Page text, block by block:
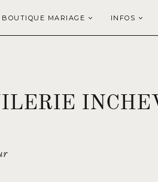
BOUTIQUE MARIAGE INFOS